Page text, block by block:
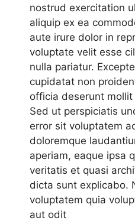
nostrud exercitation
aliquip ex ea
aute irure dolor in
voluptate velit esse
nulla pariatur.
cupidatat non
officia deserunt
Sed ut perspiciatis
error sit voluptatem
doloremque
aperiam, eaque ipsa
veritatis et quasi
dicta sunt explicabo.
voluptatem quia
aut odit